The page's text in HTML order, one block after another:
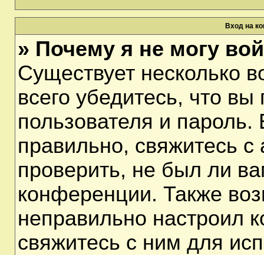
Вход на
» Почему я не могу
Существует несколько
всего убедитесь, что
пользователя и
правильно, свяжитесь
проверить, не был ли
конференции. Также
неправильно настроил
свяжитесь с ним для